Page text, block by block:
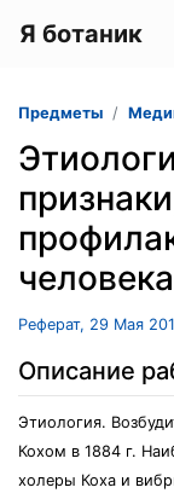
Я ботаник
Предметы
человека
Реферат, 29 Мая
Описание
Этиология.
Кохом в 1884 г.
холеры Коха и